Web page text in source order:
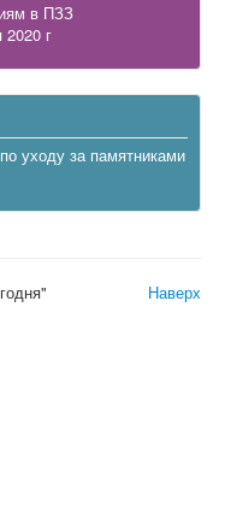
в ПЗЗ
г
уходу за памятниками
Наверх